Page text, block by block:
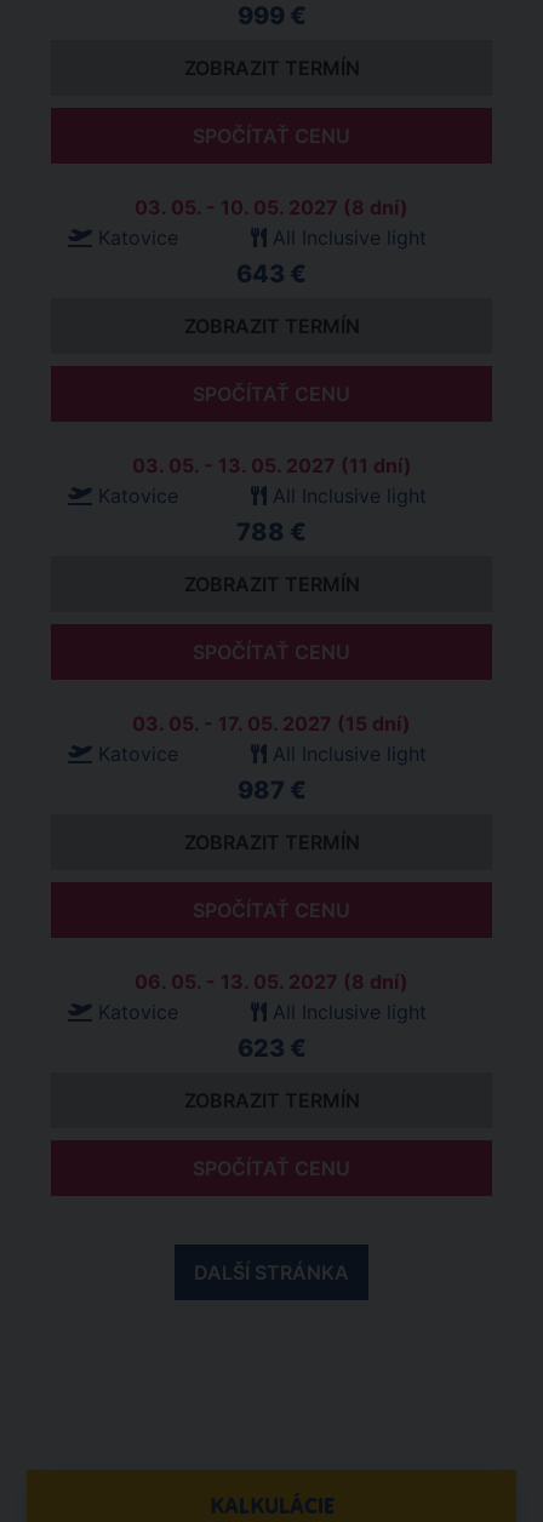
999 €
ZOBRAZIT TERMÍN
SPOČÍTAŤ CENU
03. 05. - 10. 05. 2027 (8 dní)
Katovice
All Inclusive light
643 €
ZOBRAZIT TERMÍN
SPOČÍTAŤ CENU
03. 05. - 13. 05. 2027 (11 dní)
Katovice
All Inclusive light
788 €
ZOBRAZIT TERMÍN
SPOČÍTAŤ CENU
03. 05. - 17. 05. 2027 (15 dní)
Katovice
All Inclusive light
987 €
ZOBRAZIT TERMÍN
SPOČÍTAŤ CENU
06. 05. - 13. 05. 2027 (8 dní)
Katovice
All Inclusive light
623 €
ZOBRAZIT TERMÍN
SPOČÍTAŤ CENU
DALŠÍ STRÁNKA
KALKULÁCIE